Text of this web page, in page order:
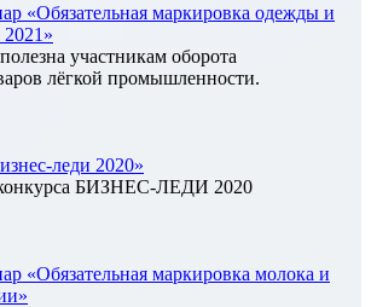
«Обязательная маркировка одежды и
2021»
участникам оборота
лёгкой промышленности.
леди 2020»
БИЗНЕС-ЛЕДИ 2020
«Обязательная маркировка молока и